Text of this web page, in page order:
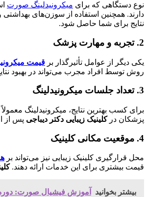
نوع دستگاهی که برای میکرونیدلینگ صورت
دارند. همچنین استفاده از سوزن‌های
نتایج برای شما حاصل شود.
2. تجربه و مهارت پزشک
یکی دیگر از عوامل تأثیرگذار بر قیمت
روش توسط افراد مجرب می‌تواند در بهبود
3. تعداد جلسات میکرونیدلینگ
برای کسب بهترین نتایج، میکرونیدلینگ
پزشکان درکلینیک زیبایی دکتر دیباجی پس از
4. موقعیت مکانی کلینیک
محل قرارگیری کلینیک زیبایی نیز می‌تواند بر
قیمت بیشتری برای این خدمات ارائه دهند.
بیشتر بخوانید آموزش فیشیال صورت: دوره